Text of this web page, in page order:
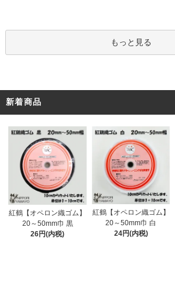
もっと見る
新着商品
紅鶴【オペロン織ゴム】
20～50mm巾 黒
26円(内税)
紅鶴【オペロン織ゴム】
20～50mm巾 白
24円(内税)